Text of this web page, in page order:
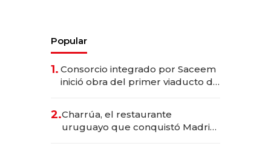
Popular
1. Consorcio integrado por Saceem
inició obra del primer viaducto de
millones
2.Charrúa, el restaurante
uruguayo que conquistó Madrid: